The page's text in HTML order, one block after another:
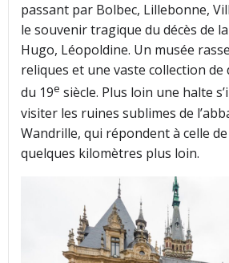
passant par Bolbec, Lillebonne,
le souvenir tragique du décès de
Hugo, Léopoldine. Un musée
reliques et une vaste collection de
du 19e siècle. Plus loin une halte
visiter les ruines sublimes de
Wandrille, qui répondent à celle
quelques kilomètres plus loin.